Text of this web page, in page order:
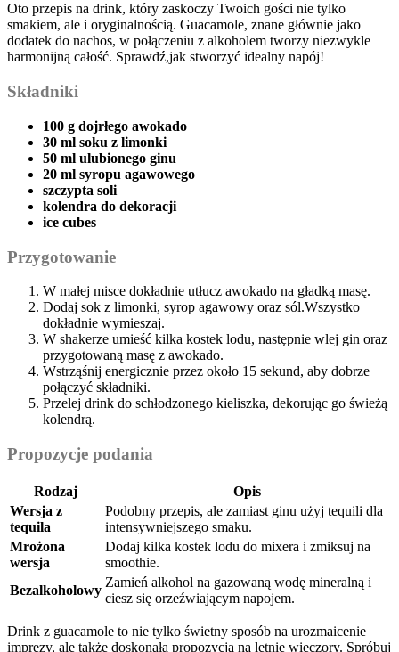
Oto przepis na drink, który zaskoczy Twoich gości nie ⁢tylko
smakiem, ale i ​oryginalnością. Guacamole, znane głównie jako
dodatek ‍do⁢ nachos, w ⁢połączeniu z alkoholem tworzy niezwykle
harmonijną całość. Sprawdź,jak stworzyć idealny napój!
Składniki
100 g dojrłego awokado
30 ml soku‌ z ⁤limonki
50 ml ​ulubionego ginu
20 ml syropu agawowego
szczypta soli
kolendra do dekoracji
ice cubes
Przygotowanie
W małej misce dokładnie utłucz ‍awokado⁤ na gładką masę.
Dodaj sok z limonki, ‌syrop agawowy ‍oraz sól.Wszystko
dokładnie wymieszaj.
W⁣ shakerze umieść ⁤kilka kostek ⁢lodu,⁤ następnie wlej gin ⁤oraz
⁣przygotowaną​ masę z ‌awokado.
Wstrząśnij energicznie przez około 15 sekund, aby⁣ dobrze
połączyć​ składniki.
Przelej drink do‍ schłodzonego kieliszka, dekorując‌ go świeżą
kolendrą.
Propozycje podania
Rodzaj
Opis
Wersja z
tequila
Podobny ‍przepis, ale⁤ zamiast ginu użyj tequili dla ​
intensywniejszego ‍smaku.
Mrożona
wersja
Dodaj kilka kostek lodu ‌do mixera i zmiksuj na
smoothie.
Bezalkoholowy
Zamień ‍alkohol ​na ‌gazowaną ⁣wodę ⁣mineralną‍ i
ciesz się orzeźwiającym napojem.
Drink z ​guacamole to nie tylko ⁤świetny sposób na urozmaicenie
imprezy, ale także doskonała propozycja⁣ na letnie wieczory. ​Spróbuj⁤